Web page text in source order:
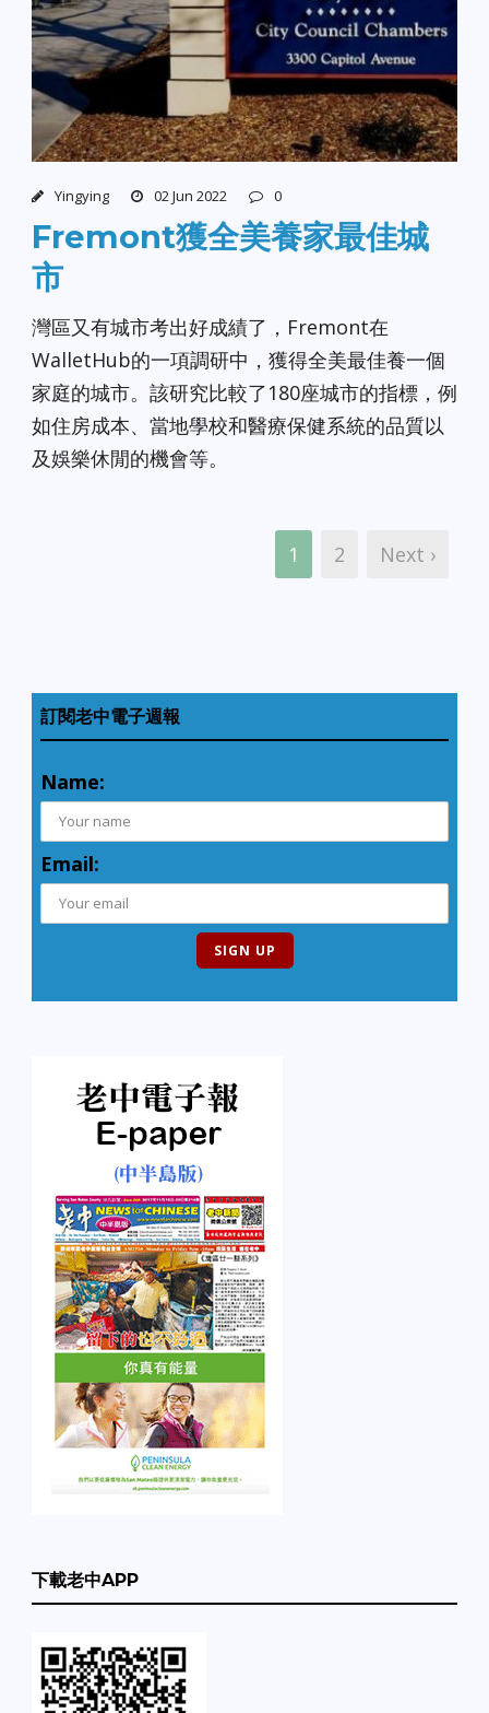
Yingying 02 Jun 2022 0
Fremont獲全美養家最佳城
市
灣區又有城市考出好成績了，Fremont在
WalletHub的一項調研中，獲得全美最佳養一個
家庭的城市。該研究比較了180座城市的指標，例
如住房成本、當地學校和醫療保健系統的品質以
及娛樂休閒的機會等。
1 2 Next ›
訂閱老中電子週報
Name:
Email:
下載老中APP